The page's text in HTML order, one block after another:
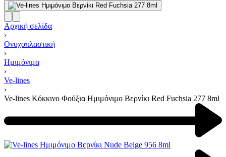
Αρχική σελίδα
›
Ονυχοπλαστική
›
Ημιμόνιμα
›
Ve-lines
›
Ve-lines Κόκκινο Φούξια Ημιμόνιμο Βερνίκι Red Fuchsia 277 8ml
navigation
Previous